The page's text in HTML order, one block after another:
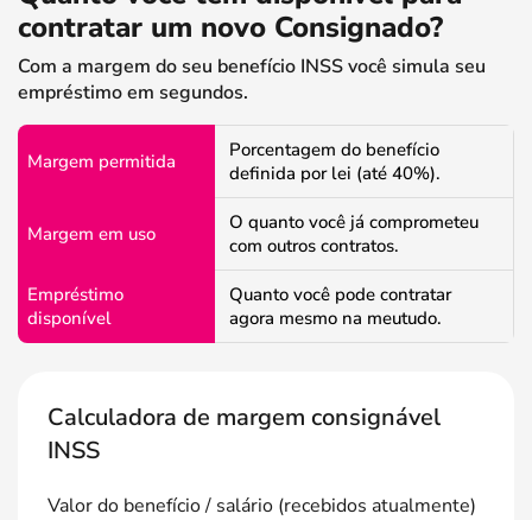
contratar um novo Consignado?
Com a margem do seu benefício INSS você simula seu
empréstimo em segundos.
Margem permitida
Porcentagem do benefício
definida por lei (até 40%).
Margem em uso
O quanto você já comprometeu
com outros contratos.
Empréstimo
disponível
Quanto você pode contratar
agora mesmo na meutudo.
Calculadora de margem consignável
INSS
Valor do benefício / salário (recebidos atualmente)